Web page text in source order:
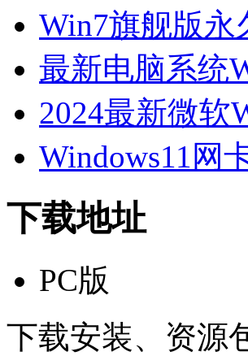
Win7旗舰版
最新电脑系统
2024最新微软
Windows11网
下载地址
PC版
下载安装、资源